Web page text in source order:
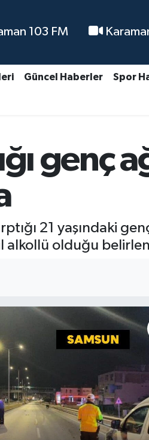
103 FM
Güncel Haberler Spor
genç
21 yaşındaki
alkollü olduğu